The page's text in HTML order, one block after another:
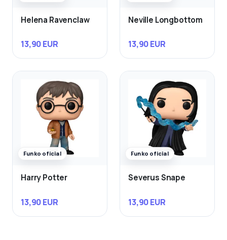
Helena Ravenclaw
13,90 EUR
Neville Longbottom
13,90 EUR
Funko oficial
Harry Potter
13,90 EUR
Funko oficial
Severus Snape
13,90 EUR